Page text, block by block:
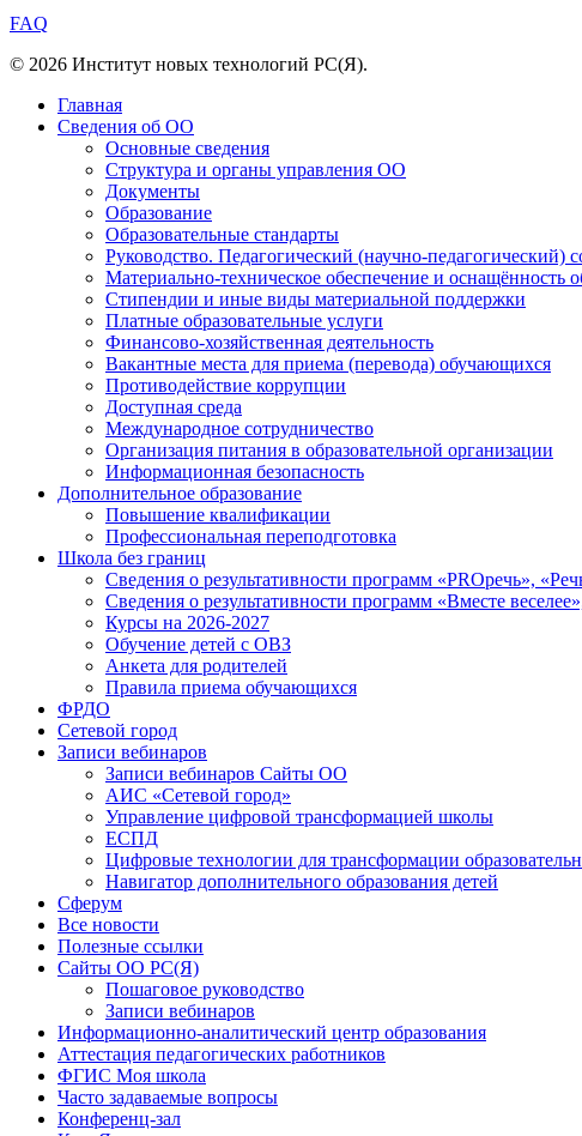
FAQ
© 2026 Институт новых технологий РС(Я).
Главная
Сведения об ОО
Основные сведения
Структура и органы управления ОО
Документы
Образование
Образовательные стандарты
Руководство. Педагогический (научно-педагогический)
Материально-техническое обеспечение и оснащённость
Стипендии и иные виды материальной поддержки
Платные образовательные услуги
Финансово-хозяйственная деятельность
Вакантные места для приема (перевода) обучающихся
Противодействие коррупции
Доступная среда
Международное сотрудничество
Организация питания в образовательной организации
Информационная безопасность
Дополнительное образование
Повышение квалификации
Профессиональная переподготовка
Школа без границ
Сведения о результативности программ «PROречь»,
Сведения о результативности программ «Вместе
Курсы на 2026-2027
Обучение детей с ОВЗ
Анкета для родителей
Правила приема обучающихся
ФРДО
Сетевой город
Записи вебинаров
Записи вебинаров Сайты ОО
АИС «Сетевой город»
Управление цифровой трансформацией школы
ЕСПД
Цифровые технологии для трансформации
Навигатор дополнительного образования детей
Сферум
Все новости
Полезные ссылки
Сайты ОО РС(Я)
Пошаговое руководство
Записи вебинаров
Информационно-аналитический центр образования
Аттестация педагогических работников
ФГИС Моя школа
Часто задаваемые вопросы
Конференц-зал